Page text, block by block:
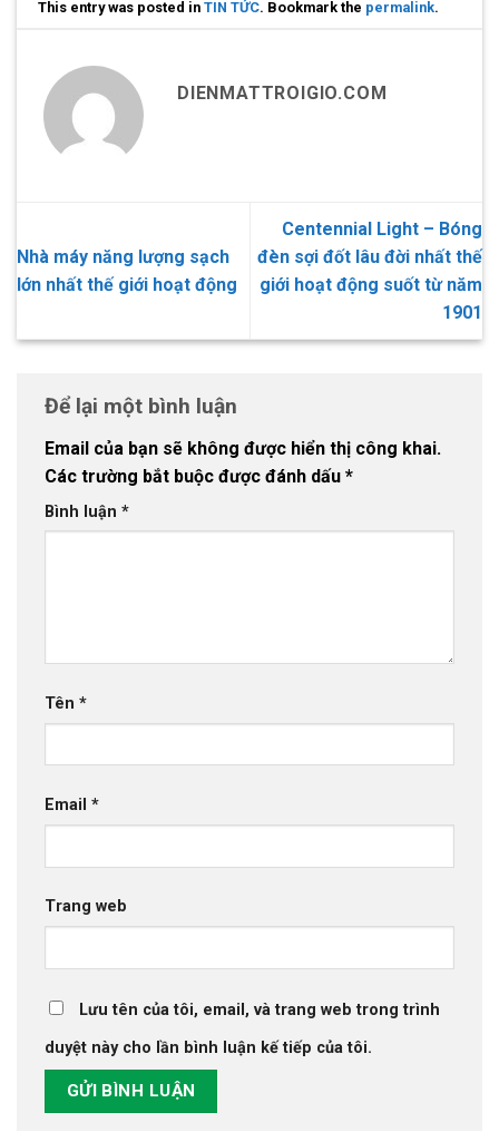
This entry was posted inTIN TỨC. Bookmark the permalink.
DIENMATTROIGIO.COM
Nhà máy năng lượng sạch
lớn nhất thế giới hoạt động
Centennial Light – Bóng
đèn sợi đốt lâu đời nhất thế
giới hoạt động suốt từ năm
1901
Để lại một bình luận
Email của bạn sẽ không được hiển thị công khai.
Các trường bắt buộc được đánh dấu *
Bình luận *
Tên *
Email *
Trang web
Lưu tên của tôi, email, và trang web trong trình
duyệt này cho lần bình luận kế tiếp của tôi.